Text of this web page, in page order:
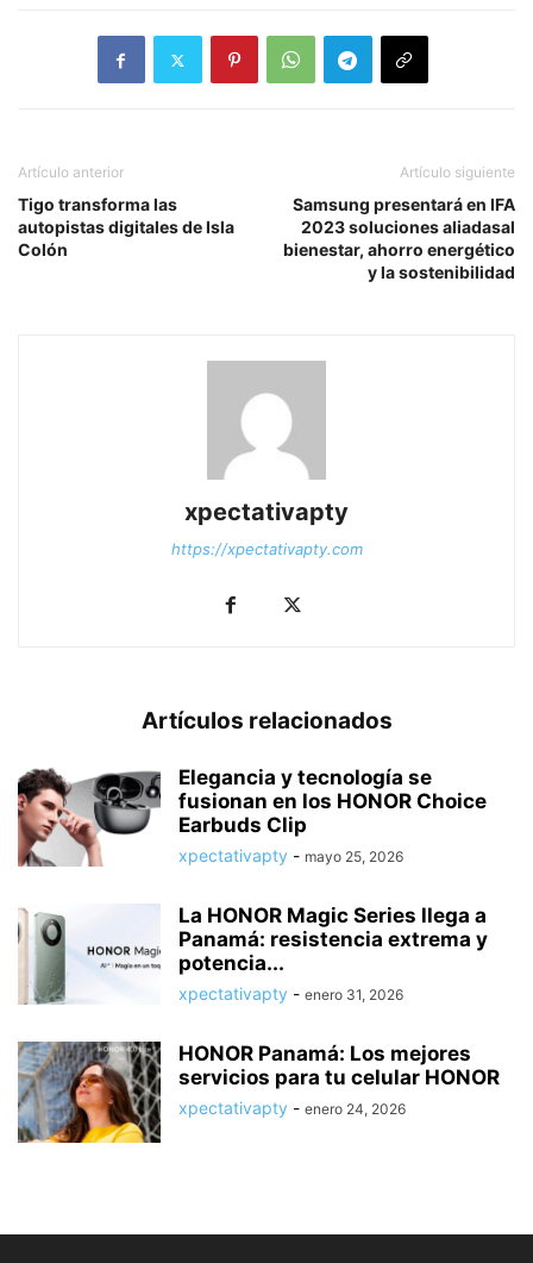
Artículo anterior
Tigo transforma las
autopistas digitales de Isla
Colón
Artículo siguiente
Samsung presentará en IFA
2023 soluciones aliadasal
bienestar, ahorro energético
y la sostenibilidad
xpectativapty
https://xpectativapty.com
Artículos relacionados
Elegancia y tecnología se
fusionan en los HONOR Choice
Earbuds Clip
xpectativapty - mayo 25, 2026
La HONOR Magic Series llega a
Panamá: resistencia extrema y
potencia...
xpectativapty - enero 31, 2026
HONOR Panamá: Los mejores
servicios para tu celular HONOR
xpectativapty - enero 24, 2026